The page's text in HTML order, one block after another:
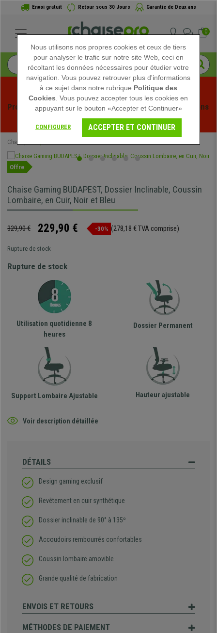
Envoi gratuit Retour sous 30 Jours Garantie de Deux ans
0
Profitez des soldes d'été chez Chaisepro ! Des réductions
exclusives pour une durée limitée - Voir l'offre
Chaisepro
Offre
Chaise Gaming BUDAPEST, Dossier Inclinable, Coussin
Lombaire, en Cuir, Noir et Bleu
329,90 € 229,90 € -30% (278,18 € TVA comprise)
Rupture de stock
Rupture de stock
Utilisation quotidienne 8
heures
Dossier Permanent
Support Lombaire Ajustable Hauteur ajustable
Voir description détaillée
DÉTAILS
Design gaming exclusif
Revêtement en cuir synthétique
Dossier inclinable de 90° à 135º
Accoudoirs rembourrés confortables
Coussin lombaire amovible
Grande qualité de fabrication
ENVOIS ET RETOURS
MÉTHODES DE PAIEMENT
Nous utilisons nos propres cookies et ceux de tiers
pour analyser le trafic sur notre site Web, ceci en
récoltant les données nécessaires pour étudier votre
navigation. Vous pouvez retrouver plus d'informations
à ce sujet dans notre rubrique Politique des
Cookies . Vous pouvez accepter tous les cookies en
appuyant sur le bouton «Accepter et Continuer»
CONFIGURER ACCEPTER ET CONTINUER